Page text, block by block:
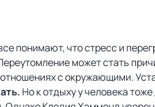
понимают, что стресс и
может стать
с окружающими.
Но к отдыху у человека